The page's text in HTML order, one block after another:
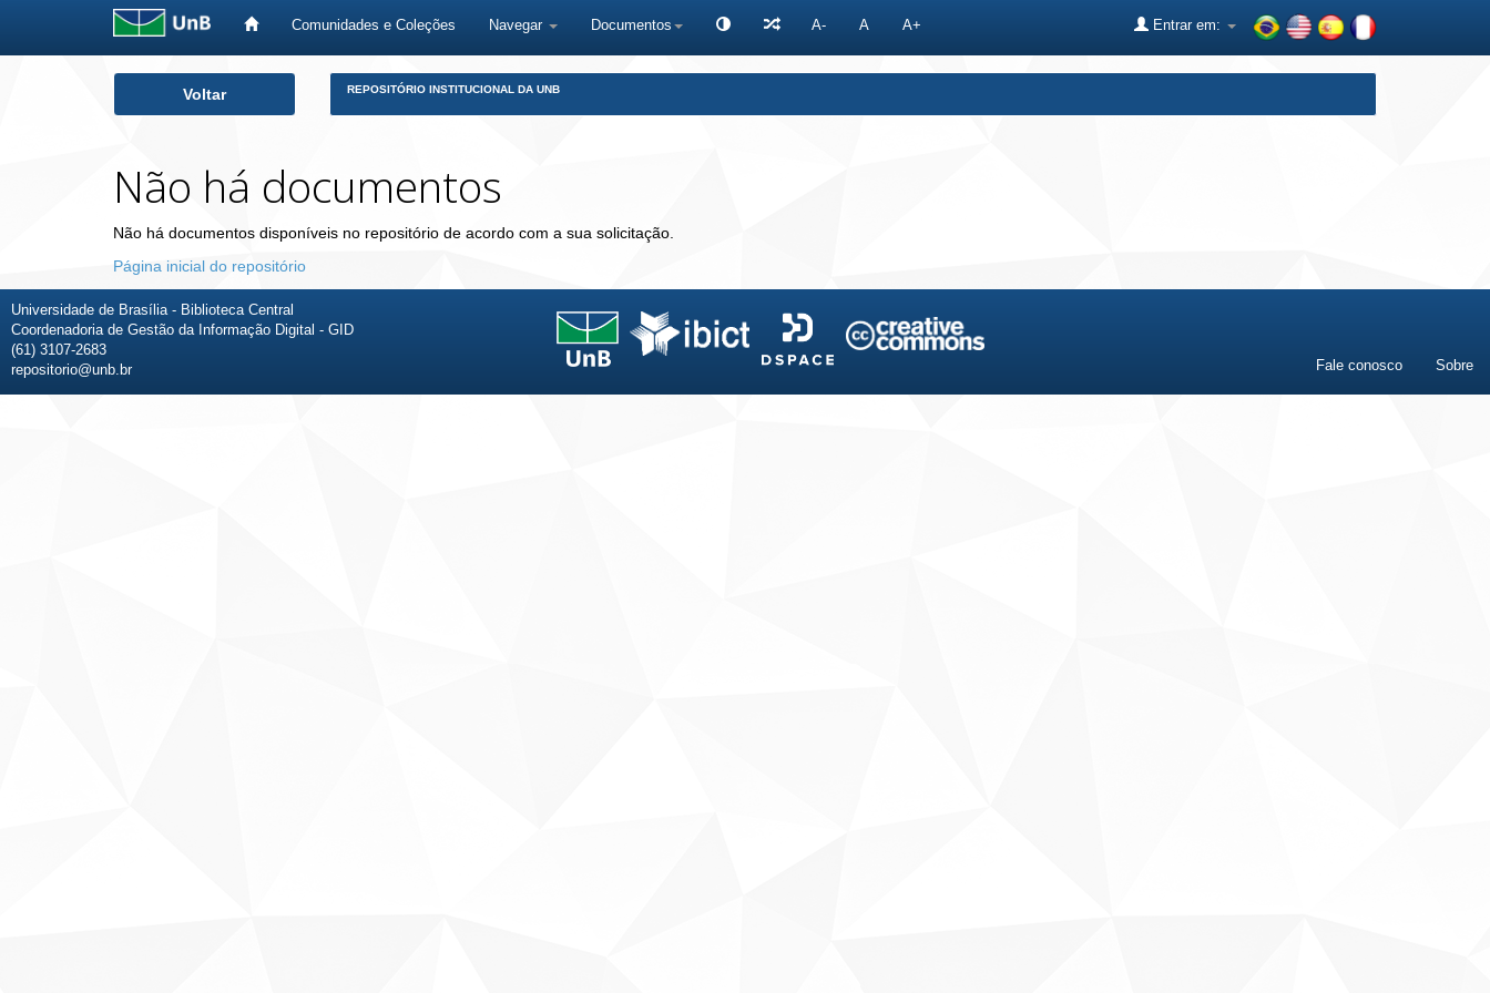
Comunidades e Coleções Navegar Documentos A- A A+ Entrar em:
Voltar REPOSITÓRIO INSTITUCIONAL DA UNB
Não há documentos
Não há documentos disponíveis no repositório de acordo com a sua solicitação.
Página inicial do repositório
Universidade de Brasília - Biblioteca Central
Coordenadoria de Gestão da Informação Digital - GID
(61) 3107-2683
repositorio@unb.br
Fale conosco Sobre